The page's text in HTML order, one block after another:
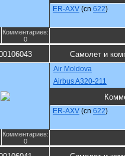
ER-AXV (cn 622)
Комментариев:
0
Самолет и
Air Moldova
Airbus A320-211
ER-AXV (cn 622)
Комментариев:
0